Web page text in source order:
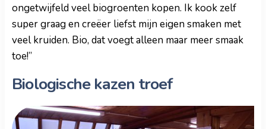
ongetwijfeld veel biogroenten kopen. Ik kook zelf
super graag en creëer liefst mijn eigen smaken met
veel kruiden. Bio, dat voegt alleen maar meer smaak
toe!”
Biologische kazen troef